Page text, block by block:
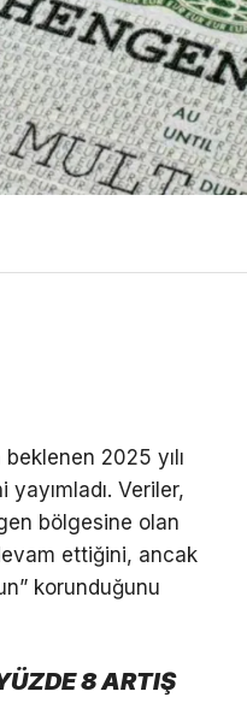
2025 yılı
Veriler,
bölgesine olan
ettiğini, ancak
korunduğunu
8 ARTIŞ